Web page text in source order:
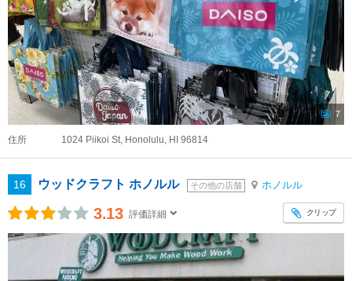
7
住所 1024 Piikoi St, Honolulu, HI 96814
16 ウッドクラフト ホノルル その他の店舗 ホノルル
3.13 評価詳細 クリップ